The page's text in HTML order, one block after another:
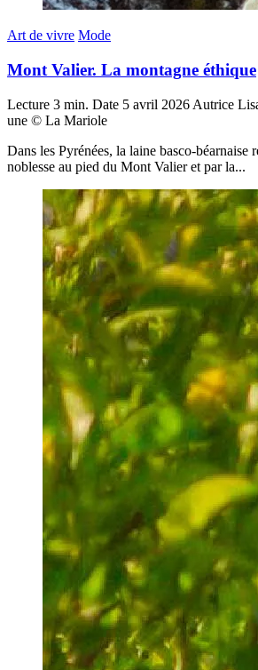
Art de vivre Mode
Mont Valier. La montagne éthique
Lecture 3 min. Date 5 avril 2026 Autrice
une © La Mariole
Dans les Pyrénées, la laine basco-béarnaise
noblesse au pied du Mont Valier et par la...